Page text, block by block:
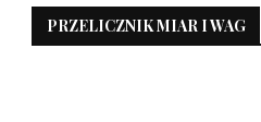
PRZELICZNIK MIAR I WAG